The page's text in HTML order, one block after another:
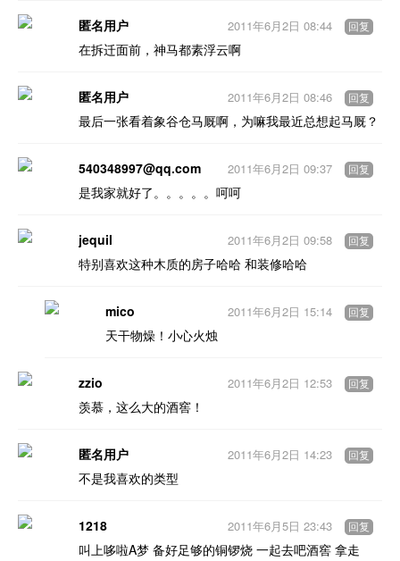
匿名用户
在拆迁面前，神马都素浮云啊
2011年6月2日 08:44 回复
匿名用户
最后一张看着象谷仓马厩啊，为嘛我最近总想起马厩？
2011年6月2日 08:46 回复
540348997@qq.com
是我家就好了。。。。。呵呵
2011年6月2日 09:37 回复
jequil
特别喜欢这种木质的房子哈哈 和装修哈哈
2011年6月2日 09:58 回复
mico
天干物燥！小心火烛
2011年6月2日 15:14 回复
zzio
羡慕，这么大的酒窖！
2011年6月2日 12:53 回复
匿名用户
不是我喜欢的类型
2011年6月2日 14:23 回复
1218
叫上哆啦A梦 备好足够的铜锣烧 一起去吧酒窖 拿走
2011年6月5日 23:43 回复